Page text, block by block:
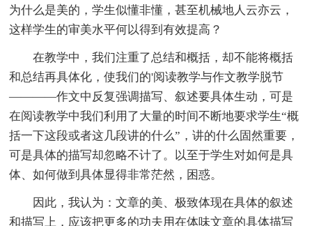
为什么是美的，学生似懂非懂，甚至机械地人云亦云，
这样学生的审美水平何以得到有效提高？
在教学中，我们注重了总结和概括，却不能将概括
和总结再具体化，使我们的'阅读教学与作文教学脱节
————作文中反复强调描写、叙述要具体生动，可是
在阅读教学中我们利用了大量的时间不断地要求学生“概
括一下这段或者这几段讲的什么”，讲的什么固然重要，
可是具体的描写却忽略不计了。以至于学生对如何是具
体、如何做到具体显得非常茫然，困惑。
因此，我认为：文章的美、极致体现在具体的叙述
和描写上，应该把更多的功夫用在体味文章的具体描写